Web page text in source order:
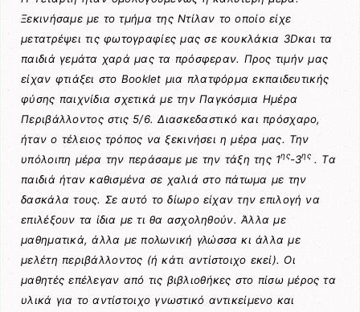
Ξεκινήσαμε με το τμήμα της Ντίλαν το οποίο είχε
μετατρέψει τις φωτογραφίες μας σε κουκλάκια 3Dκαι τα
παιδιά γεμάτα χαρά μας τα πρόσφεραν. Προς τιμήν μας
είχαν φτιάξει στο Booklet μια πλατφόρμα εκπαιδευτικής
φύσης παιχνίδια σχετικά με την Παγκόσμια Ημέρα
Περιβάλλοντος στις 5/6. Διασκεδαστικό και πρόσχαρο,
ήταν ο τέλειος τρόπος να ξεκινήσει η μέρα μας. Την
υπόλοιπη μέρα την περάσαμε με την τάξη της 1ης-3ης . Τα
παιδιά ήταν καθισμένα σε χαλιά στο πάτωμα με την
δασκάλα τους. Σε αυτό το δίωρο είχαν την επιλογή να
επιλέξουν τα ίδια με τι θα ασχοληθούν. Άλλα με
μαθηματικά, άλλα με πολωνική γλώσσα κι άλλα με
μελέτη περιβάλλοντος (ή κάτι αντίστοιχο εκεί). Οι
μαθητές επέλεγαν από τις βιβλιοθήκες στο πίσω μέρος τα
υλικά για το αντίστοιχο γνωστικό αντικείμενο και